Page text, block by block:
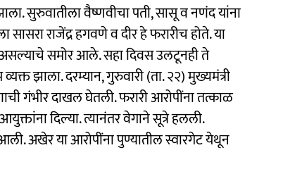
सुरुवातीला वैष्णवीचा पती, सासू व नणंद यांना
सासरा राजेंद्र हगवणे व दीर हे फरारीच होते. या
समोर आले. सहा दिवस उलटूनही ते
झाला. दरम्यान, गुरुवारी (ता. २२) मुख्यमंत्री
गंभीर दाखल घेतली. फरारी आरोपींना तत्काळ
दिल्या. त्यानंतर वेगाने सूत्रे हलली.
अखेर या आरोपींना पुण्यातील स्वारगेट येथून